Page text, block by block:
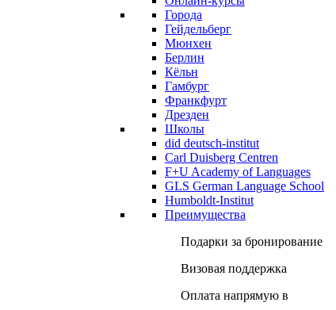
Города
Гейдельберг
Мюнхен
Берлин
Кёльн
Гамбург
Франкфурт
Дрезден
Школы
did deutsch-institut
Carl Duisberg Centren
F+U Academy of Languages
GLS German Language School
Humboldt-Institut
Преимущества
Подарки за бронирование
Визовая поддержка
Оплата напрямую в